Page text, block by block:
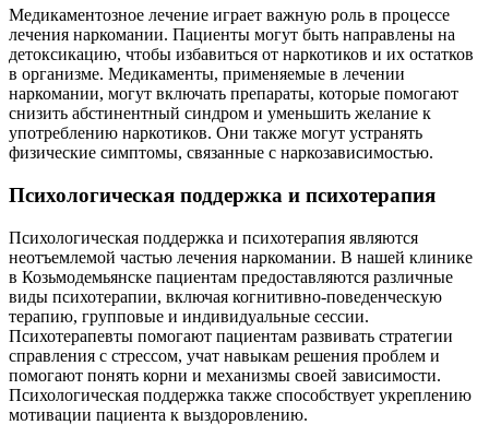
Медикаментозное лечение играет важную роль в процессе
лечения наркомании. Пациенты могут быть направлены на
детоксикацию, чтобы избавиться от наркотиков и их остатков
в организме. Медикаменты, применяемые в лечении
наркомании, могут включать препараты, которые помогают
снизить абстинентный синдром и уменьшить желание к
употреблению наркотиков. Они также могут устранять
физические симптомы, связанные с наркозависимостью.
Психологическая поддержка и психотерапия
Психологическая поддержка и психотерапия являются
неотъемлемой частью лечения наркомании. В нашей клинике
в Козьмодемьянске пациентам предоставляются различные
виды психотерапии, включая когнитивно-поведенческую
терапию, групповые и индивидуальные сессии.
Психотерапевты помогают пациентам развивать стратегии
справления с стрессом, учат навыкам решения проблем и
помогают понять корни и механизмы своей зависимости.
Психологическая поддержка также способствует укреплению
мотивации пациента к выздоровлению.